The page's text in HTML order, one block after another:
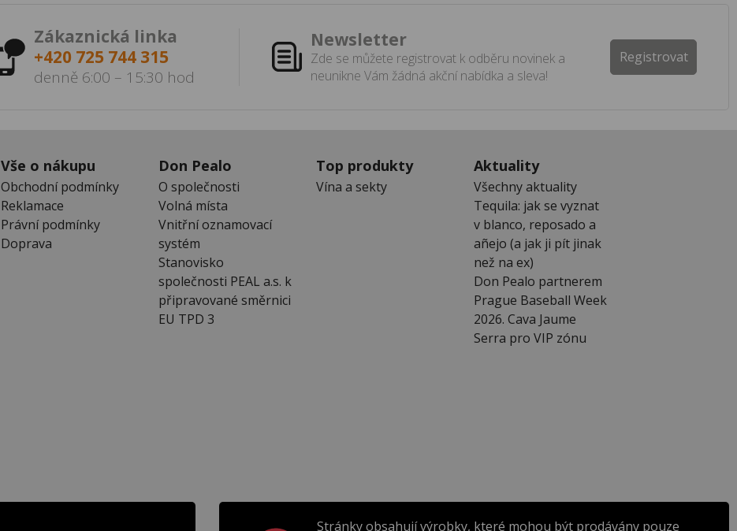
Zákaznická linka
+420 725 744 315
denně 6:00 – 15:30 hod
Newsletter
Zde se můžete registrovat k odběru novinek a
neunikne Vám žádná akční nabídka a sleva!
Registrovat
Vše o nákupu
Obchodní podmínky
Reklamace
Právní podmínky
Doprava
Don Pealo
O společnosti
Volná místa
Vnitřní oznamovací
systém
Stanovisko
společnosti PEAL a.s. k
připravované směrnici
EU TPD 3
Top produkty
Vína a sekty
Aktuality
Všechny aktuality
Tequila: jak se vyznat
v blanco, reposado a
añejo (a jak ji pít jinak
než na ex)
Don Pealo partnerem
Prague Baseball Week
2026. Cava Jaume
Serra pro VIP zónu
Stránky obsahují výrobky, které mohou být prodávány pouze